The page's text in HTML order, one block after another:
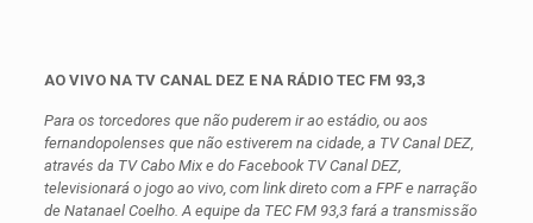
AO VIVO NA TV CANAL DEZ E NA RÁDIO TEC FM 93,3
Para os torcedores que não puderem ir ao estádio, ou aos
fernandopolenses que não estiverem na cidade, a TV Canal DEZ,
através da TV Cabo Mix e do Facebook TV Canal DEZ,
televisionará o jogo ao vivo, com link direto com a FPF e narração
de Natanael Coelho. A equipe da TEC FM 93,3 fará a transmissão